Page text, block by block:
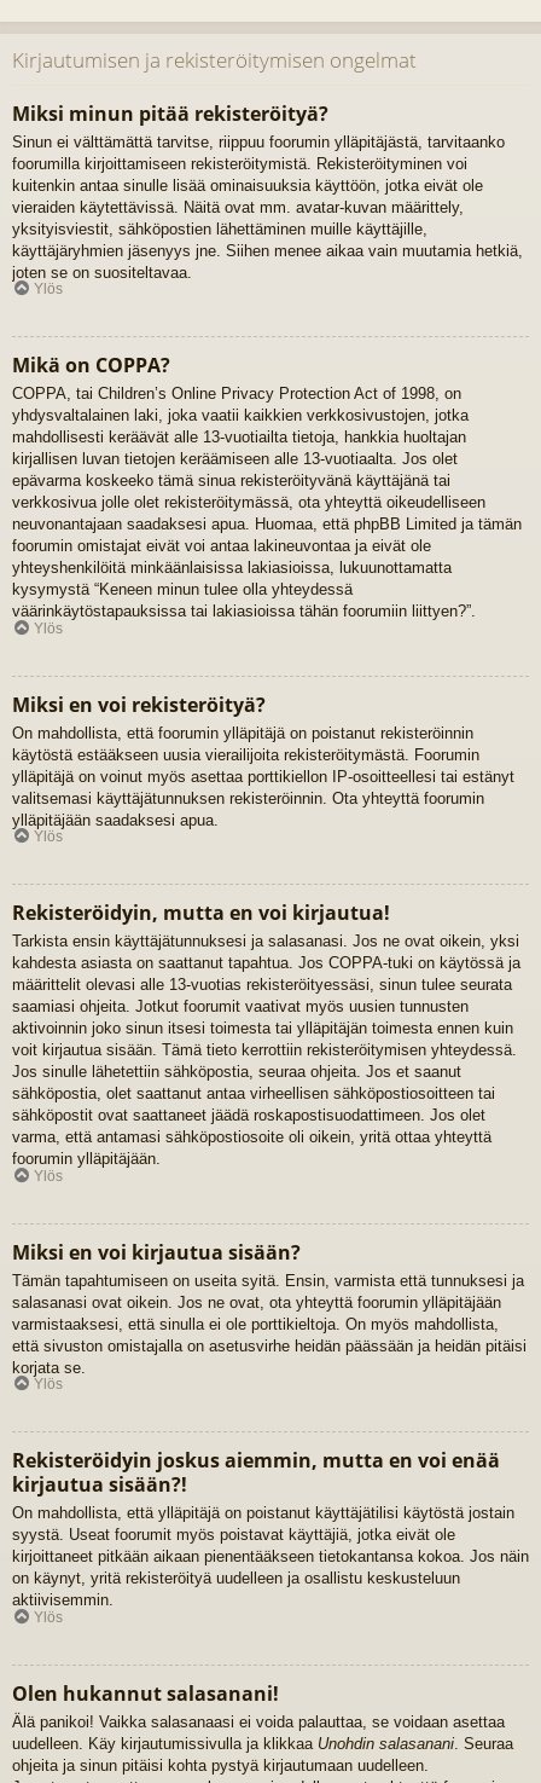
Kirjautumisen ja rekisteröitymisen ongelmat
Miksi minun pitää rekisteröityä?
Sinun ei välttämättä tarvitse, riippuu foorumin ylläpitäjästä, tarvitaanko
foorumilla kirjoittamiseen rekisteröitymistä. Rekisteröityminen voi
kuitenkin antaa sinulle lisää ominaisuuksia käyttöön, jotka eivät ole
vieraiden käytettävissä. Näitä ovat mm. avatar-kuvan määrittely,
yksityisviestit, sähköpostien lähettäminen muille käyttäjille,
käyttäjäryhmien jäsenyys jne. Siihen menee aikaa vain muutamia hetkiä,
joten se on suositeltavaa.
Ylös
Mikä on COPPA?
COPPA, tai Children’s Online Privacy Protection Act of 1998, on
yhdysvaltalainen laki, joka vaatii kaikkien verkkosivustojen, jotka
mahdollisesti keräävät alle 13-vuotiailta tietoja, hankkia huoltajan
kirjallisen luvan tietojen keräämiseen alle 13-vuotiaalta. Jos olet
epävarma koskeeko tämä sinua rekisteröityvänä käyttäjänä tai
verkkosivua jolle olet rekisteröitymässä, ota yhteyttä oikeudelliseen
neuvonantajaan saadaksesi apua. Huomaa, että phpBB Limited ja tämän
foorumin omistajat eivät voi antaa lakineuvontaa ja eivät ole
yhteyshenkilöitä minkäänlaisissa lakiasioissa, lukuunottamatta
kysymystä “Keneen minun tulee olla yhteydessä
väärinkäytöstapauksissa tai lakiasioissa tähän foorumiin liittyen?”.
Ylös
Miksi en voi rekisteröityä?
On mahdollista, että foorumin ylläpitäjä on poistanut rekisteröinnin
käytöstä estääkseen uusia vierailijoita rekisteröitymästä. Foorumin
ylläpitäjä on voinut myös asettaa porttikiellon IP-osoitteellesi tai estänyt
valitsemasi käyttäjätunnuksen rekisteröinnin. Ota yhteyttä foorumin
ylläpitäjään saadaksesi apua.
Ylös
Rekisteröidyin, mutta en voi kirjautua!
Tarkista ensin käyttäjätunnuksesi ja salasanasi. Jos ne ovat oikein, yksi
kahdesta asiasta on saattanut tapahtua. Jos COPPA-tuki on käytössä ja
määrittelit olevasi alle 13-vuotias rekisteröityessäsi, sinun tulee seurata
saamiasi ohjeita. Jotkut foorumit vaativat myös uusien tunnusten
aktivoinnin joko sinun itsesi toimesta tai ylläpitäjän toimesta ennen kuin
voit kirjautua sisään. Tämä tieto kerrottiin rekisteröitymisen yhteydessä.
Jos sinulle lähetettiin sähköpostia, seuraa ohjeita. Jos et saanut
sähköpostia, olet saattanut antaa virheellisen sähköpostiosoitteen tai
sähköpostit ovat saattaneet jäädä roskapostisuodattimeen. Jos olet
varma, että antamasi sähköpostiosoite oli oikein, yritä ottaa yhteyttä
foorumin ylläpitäjään.
Ylös
Miksi en voi kirjautua sisään?
Tämän tapahtumiseen on useita syitä. Ensin, varmista että tunnuksesi ja
salasanasi ovat oikein. Jos ne ovat, ota yhteyttä foorumin ylläpitäjään
varmistaaksesi, että sinulla ei ole porttikieltoja. On myös mahdollista,
että sivuston omistajalla on asetusvirhe heidän päässään ja heidän pitäisi
korjata se.
Ylös
Rekisteröidyin joskus aiemmin, mutta en voi enää
kirjautua sisään?!
On mahdollista, että ylläpitäjä on poistanut käyttäjätilisi käytöstä jostain
syystä. Useat foorumit myös poistavat käyttäjiä, jotka eivät ole
kirjoittaneet pitkään aikaan pienentääkseen tietokantansa kokoa. Jos näin
on käynyt, yritä rekisteröityä uudelleen ja osallistu keskusteluun
aktiivisemmin.
Ylös
Olen hukannut salasanani!
Älä panikoi! Vaikka salasanaasi ei voida palauttaa, se voidaan asettaa
uudelleen. Käy kirjautumissivulla ja klikkaa Unohdin salasanani . Seuraa
ohjeita ja sinun pitäisi kohta pystyä kirjautumaan uudelleen.